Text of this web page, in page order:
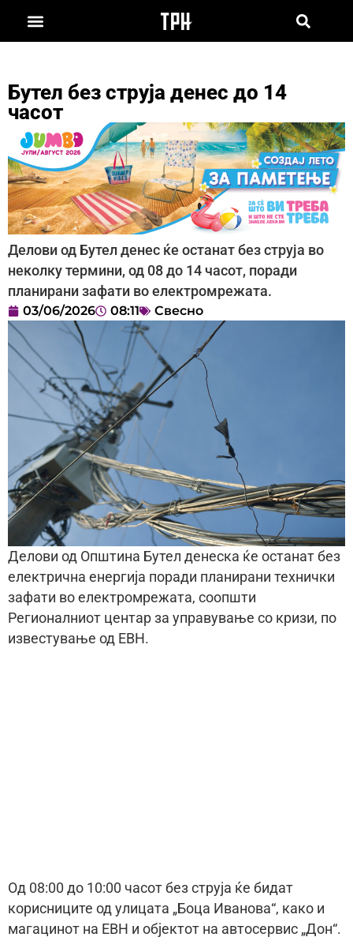
Бутел без струја денес до 14
часот
Делови од Бутел денес ќе останат без струја во
неколку термини, од 08 до 14 часот, поради
планирани зафати во електромрежата.
03/06/2026 08:11 Свесно
Делови од Општина Бутел денеска ќе останат без
електрична енергија поради планирани технички
зафати во електромрежата, соопшти
Регионалниот центар за управување со кризи, по
известување од ЕВН.
Од 08:00 до 10:00 часот без струја ќе бидат
корисниците од улицата „Боца Иванова“, како и
магацинот на ЕВН и објектот на автосервис „Дон“.